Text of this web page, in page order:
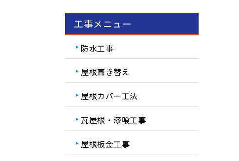
工事メニュー
防水工事
屋根葺き替え
屋根カバー工法
瓦屋根・漆喰工事
屋根板金工事